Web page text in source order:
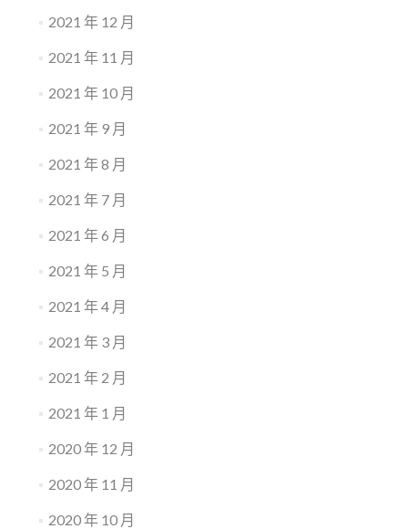
2021 年 12 月
2021 年 11 月
2021 年 10 月
2021 年 9 月
2021 年 8 月
2021 年 7 月
2021 年 6 月
2021 年 5 月
2021 年 4 月
2021 年 3 月
2021 年 2 月
2021 年 1 月
2020 年 12 月
2020 年 11 月
2020 年 10 月